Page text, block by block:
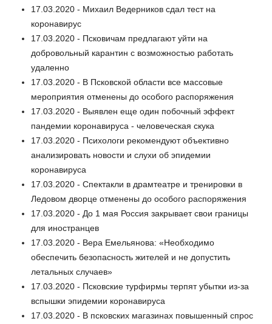
17.03.2020 - Михаил Ведерников сдал тест на
коронавирус
17.03.2020 - Псковичам предлагают уйти на
добровольный карантин с возможностью работать
удаленно
17.03.2020 - В Псковской области все массовые
мероприятия отменены до особого распоряжения
17.03.2020 - Выявлен еще один побочный эффект
пандемии коронавируса - человеческая скука
17.03.2020 - Психологи рекомендуют объективно
анализировать новости и слухи об эпидемии
коронавируса
17.03.2020 - Спектакли в драмтеатре и тренировки в
Ледовом дворце отменены до особого распоряжения
17.03.2020 - До 1 мая Россия закрывает свои границы
для иностранцев
17.03.2020 - Вера Емельянова: «Необходимо
обеспечить безопасность жителей и не допустить
летальных случаев»
17.03.2020 - Псковские турфирмы терпят убытки из-за
вспышки эпидемии коронавируса
17.03.2020 - В псковских магазинах повышенный спрос